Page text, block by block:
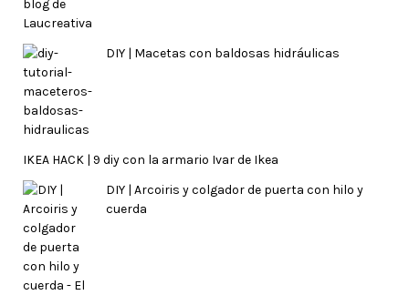
DIY | Macetas con baldosas hidráulicas
IKEA HACK | 9 diy con la armario Ivar de Ikea
DIY | Arcoiris y colgador de puerta con hilo y
cuerda